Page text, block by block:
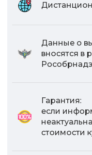
Данные о
вносятся
Гарантия:
если
стоимости